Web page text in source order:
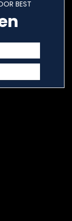
BEST